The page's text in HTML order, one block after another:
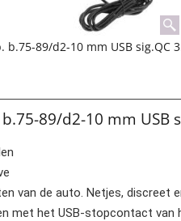
89/d2-10 mm USB sig.QC
89/d2-10 mm USB
van de auto. Netjes, discreet
met het USB-stopcontact